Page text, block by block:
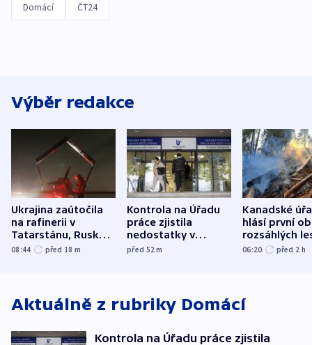
Domácí ČT24
Výběr redakce
Ukrajina zaútočila
na rafinerii v
Tatarstánu, Rusko
udeřilo na Sumy a
08:44 před 18 m
Kontrola na Úřadu
práce zjistila
nedostatky v
účetnictví za 5,6
před 52m
Kanadské
hlásí první
rozsáhlých
požárů
06:20 před 2 h
Aktuálně z rubriky Domácí
Kontrola na Úřadu práce zjistila